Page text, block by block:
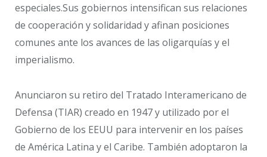
especiales.Sus gobiernos intensifican sus relaciones
de cooperación y solidaridad y afinan posiciones
comunes ante los avances de las oligarquías y el
imperialismo.
Anunciaron su retiro del Tratado Interamericano de
Defensa (TIAR) creado en 1947 y utilizado por el
Gobierno de los EEUU para intervenir en los países
de América Latina y el Caribe. También adoptaron la